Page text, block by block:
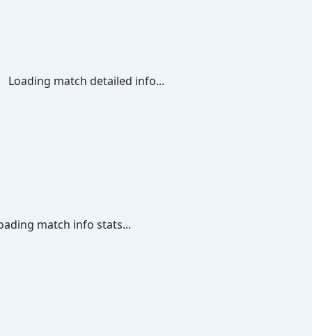
Loading match detailed info...
match info stats...